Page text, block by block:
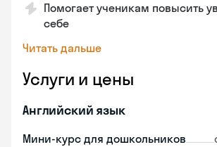
Помогает ученикам повысить
себе
Читать дальше
Услуги и цены
Английский язык
Мини-курс для дошкольников